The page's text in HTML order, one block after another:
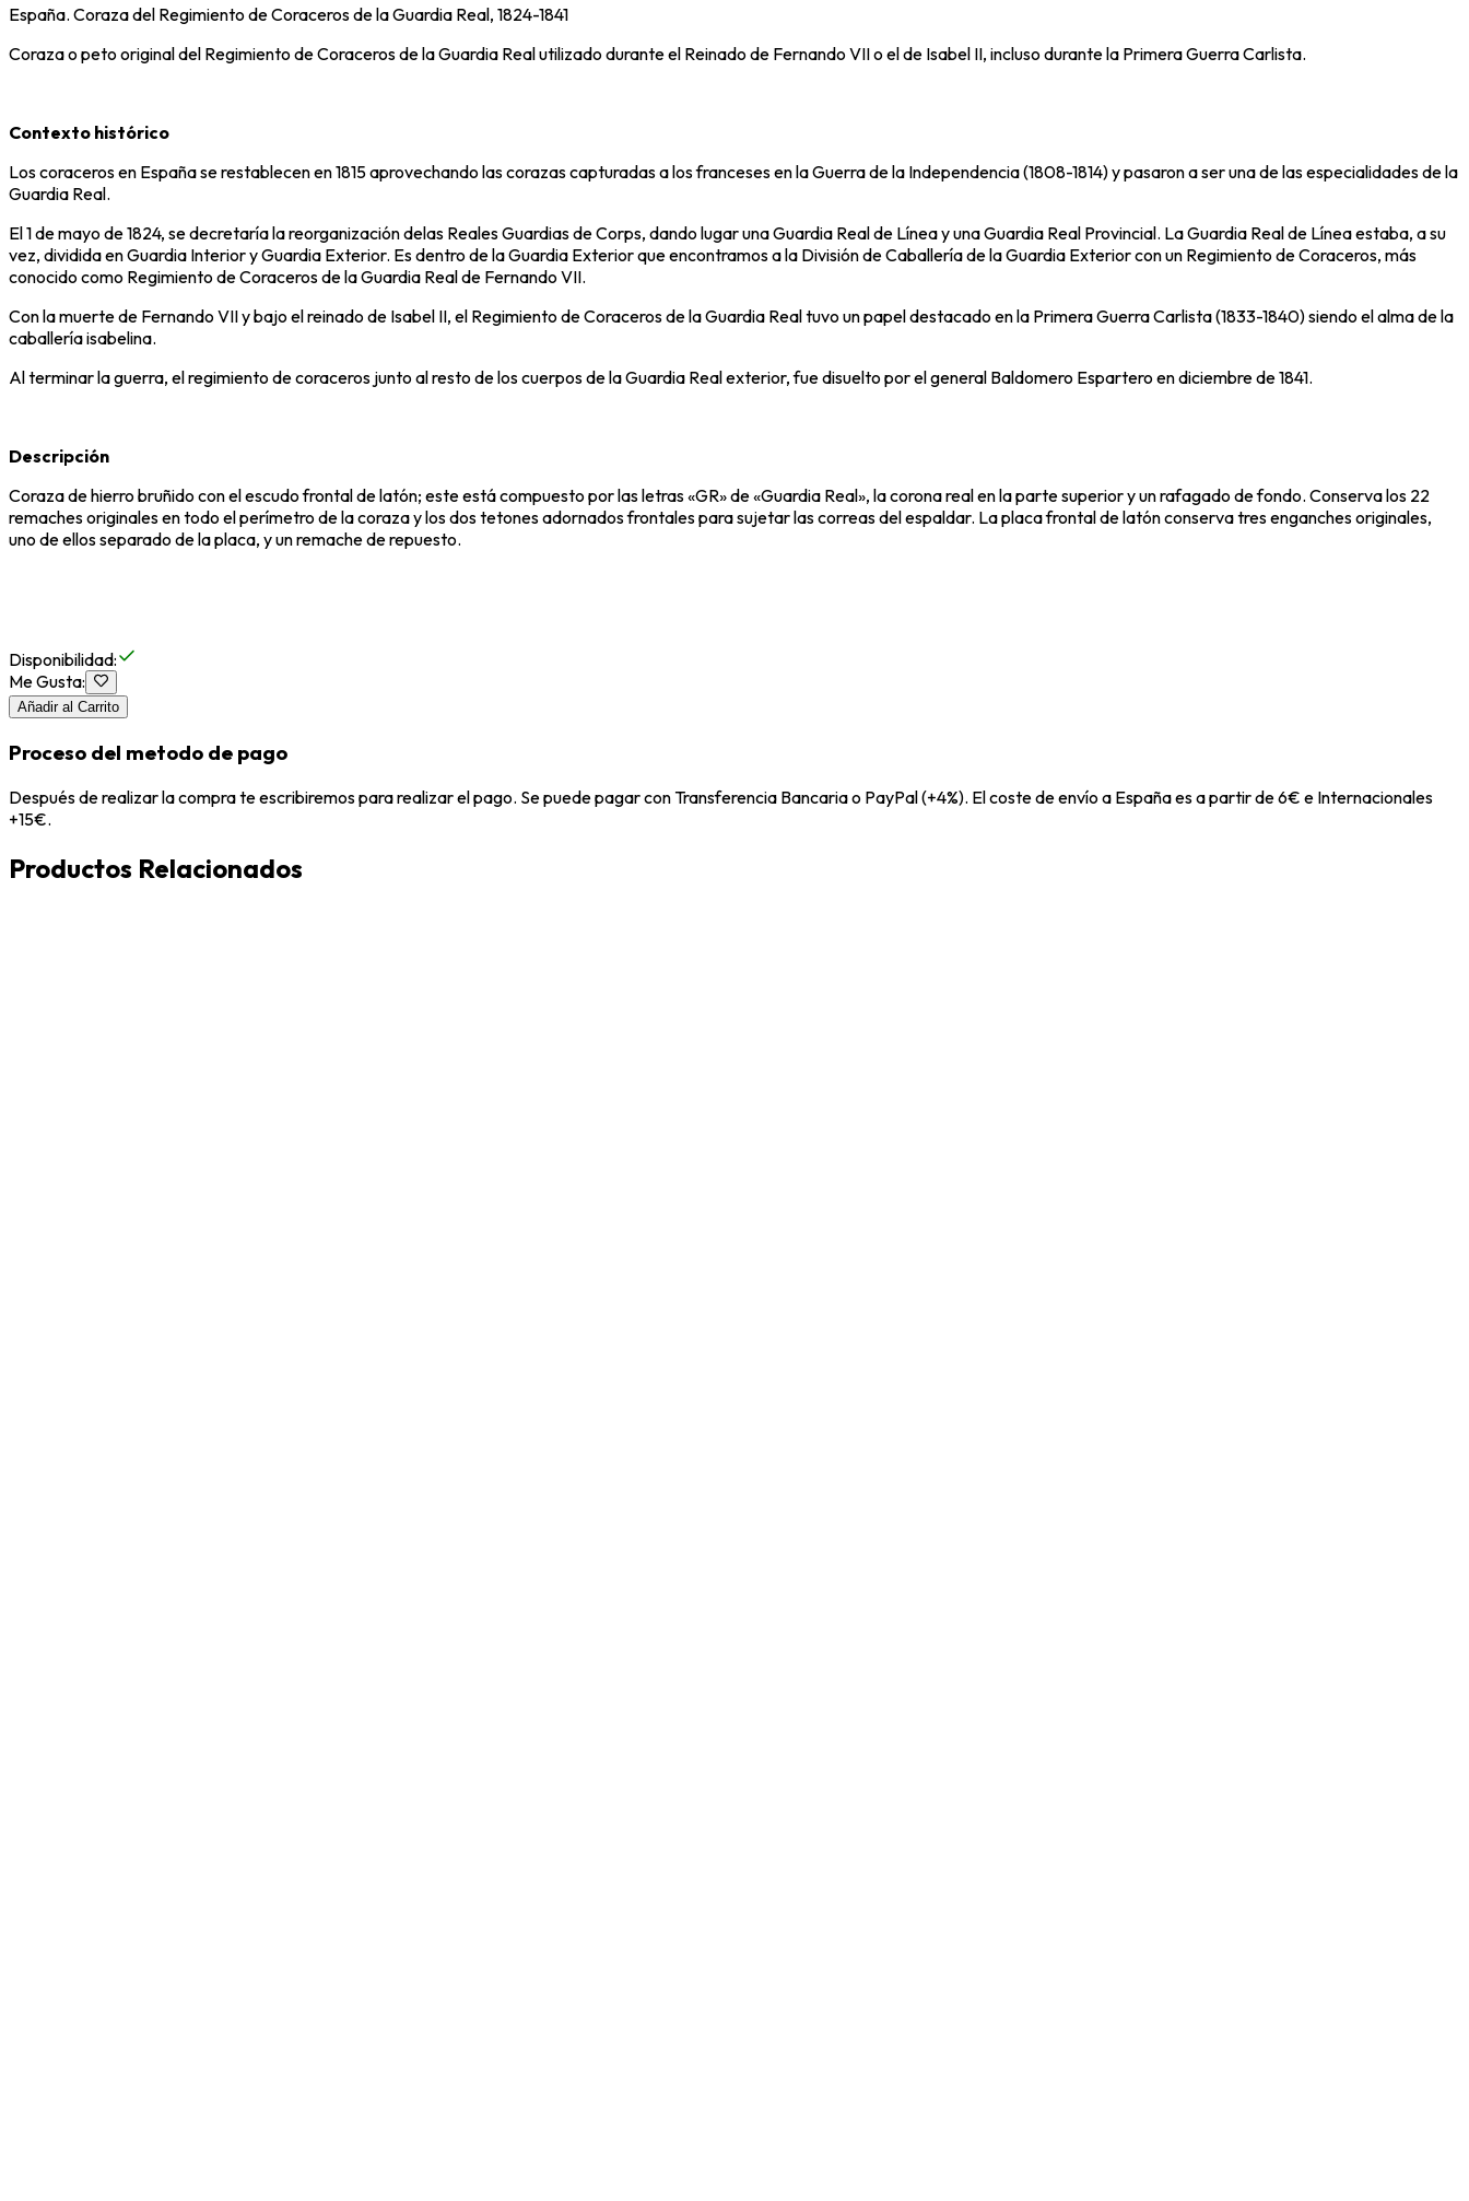
España. Coraza del Regimiento de Coraceros de la Guardia Real, 1824-1841
Coraza o peto original del Regimiento de Coraceros de la Guardia Real utilizado durante el Reinado de Fernando VII o el de Isabel II, incluso durante la Primera Guerra Carlista.
Contexto histórico
Los coraceros en España se restablecen en 1815 aprovechando las corazas capturadas a los franceses en la Guerra de la Independencia (1808-1814) y pasaron a ser una de las especialidades de la
Guardia Real.
El 1 de mayo de 1824, se decretaría la reorganización delas Reales Guardias de Corps, dando lugar una Guardia Real de Línea y una Guardia Real Provincial. La Guardia Real de Línea estaba, a su
vez, dividida en Guardia Interior y Guardia Exterior. Es dentro de la Guardia Exterior que encontramos a la División de Caballería de la Guardia Exterior con un Regimiento de Coraceros, más
conocido como Regimiento de Coraceros de la Guardia Real de Fernando VII.
Con la muerte de Fernando VII y bajo el reinado de Isabel II, el Regimiento de Coraceros de la Guardia Real tuvo un papel destacado en la Primera Guerra Carlista (1833-1840) siendo el alma de la
caballería isabelina.
Al terminar la guerra, el regimiento de coraceros junto al resto de los cuerpos de la Guardia Real exterior, fue disuelto por el general Baldomero Espartero en diciembre de 1841.
Descripción
Coraza de hierro bruñido con el escudo frontal de latón; este está compuesto por las letras «GR» de «Guardia Real», la corona real en la parte superior y un rafagado de fondo. Conserva los 22
remaches originales en todo el perímetro de la coraza y los dos tetones adornados frontales para sujetar las correas del espaldar. La placa frontal de latón conserva tres enganches originales,
uno de ellos separado de la placa, y un remache de repuesto.
Disponibilidad:
Me Gusta:
Añadir al Carrito
Proceso del metodo de pago
Después de realizar la compra te escribiremos para realizar el pago. Se puede pagar con Transferencia Bancaria o PayPal (+4%). El coste de envío a España es a partir de 6€ e Internacionales
+15€.
Productos Relacionados